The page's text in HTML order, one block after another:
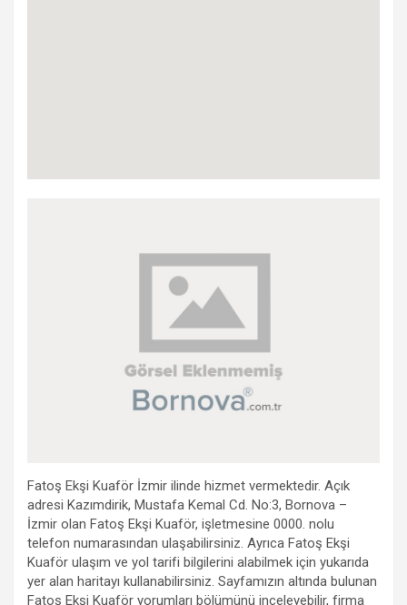
Fatoş Ekşi Kuaför İzmir ilinde hizmet vermektedir. Açık
adresi Kazımdirik, Mustafa Kemal Cd. No:3, Bornova –
İzmir olan Fatoş Ekşi Kuaför, işletmesine 0000. nolu
telefon numarasından ulaşabilirsiniz. Ayrıca Fatoş Ekşi
Kuaför ulaşım ve yol tarifi bilgilerini alabilmek için yukarıda
yer alan haritayı kullanabilirsiniz. Sayfamızın altında bulunan
Fatoş Ekşi Kuaför yorumları bölümünü inceleyebilir, firma